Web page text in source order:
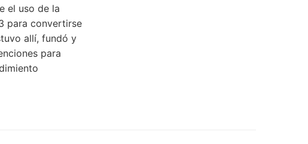
el uso de la
para convertirse
allí, fundó y
para